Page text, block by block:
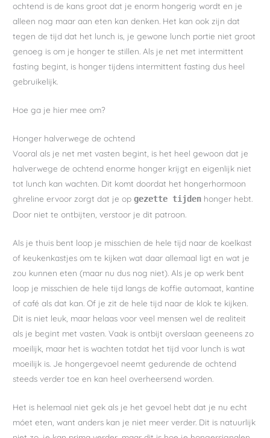
ochtend is de kans groot dat je enorm hongerig wordt en je
alleen nog maar aan eten kan denken. Het kan ook zijn dat
tegen de tijd dat het lunch is, je gewone lunch portie niet groot
genoeg is om je honger te stillen. Als je net met intermittent
fasting begint, is honger tijdens intermittent fasting dus heel
gebruikelijk.
Hoe ga je hier mee om?
Honger halverwege de ochtend
Vooral als je net met vasten begint, is het heel gewoon dat je
halverwege de ochtend enorme honger krijgt en eigenlijk niet
tot lunch kan wachten. Dit komt doordat het hongerhormoon
ghreline ervoor zorgt dat je opgezette tijden honger hebt.
Door niet te ontbijten, verstoor je dit patroon.
Als je thuis bent loop je misschien de hele tijd naar de koelkast
of keukenkastjes om te kijken wat daar allemaal ligt en wat je
zou kunnen eten (maar nu dus nog niet). Als je op werk bent
loop je misschien de hele tijd langs de koffie automaat, kantine
of café als dat kan. Of je zit de hele tijd naar de klok te kijken.
Dit is niet leuk, maar helaas voor veel mensen wel de realiteit
als je begint met vasten. Vaak is ontbijt overslaan geeneens zo
moeilijk, maar het is wachten totdat het tijd voor lunch is wat
moeilijk is. Je hongergevoel neemt gedurende de ochtend
steeds verder toe en kan heel overheersend worden.
Het is helemaal niet gek als je het gevoel hebt dat je nu echt
móet eten, want anders kan je niet meer verder. Dit is natuurlijk